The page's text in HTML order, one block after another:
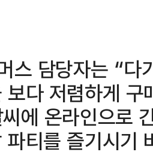
스 담당자는 “다
다 저렴하게
에 온라인으로
티를 즐기시기